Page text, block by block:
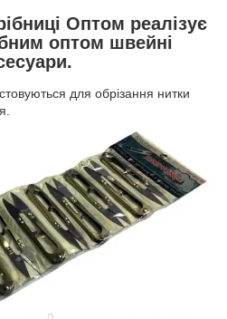
Оптом реалізує
оптом швейні
для обрізання нитки